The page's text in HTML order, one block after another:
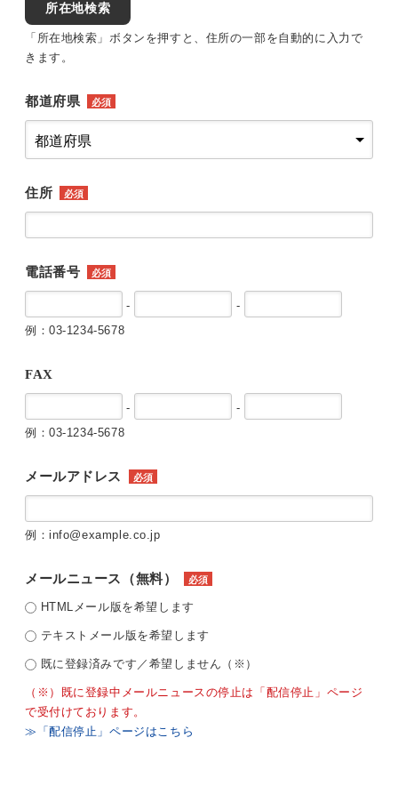
所在地検索
「所在地検索」ボタンを押すと、住所の一部を自動的に入力で
きます。
都道府県 必須
住所 必須
電話番号 必須
-
-
例：03-1234-5678
FAX
-
-
例：03-1234-5678
メールアドレス 必須
例：info@example.co.jp
メールニュース（無料） 必須
HTMLメール版を希望します
テキストメール版を希望します
既に登録済みです／希望しません（※）
（※）既に登録中メールニュースの停止は「配信停止」ページ
で受付けております。
≫「配信停止」ページはこちら